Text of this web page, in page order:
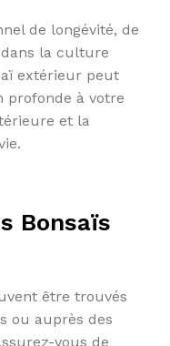
de longévité, de
la culture
extérieur peut
profonde à votre
et la
Bonsaïs
être trouvés
ou auprès des
vous de